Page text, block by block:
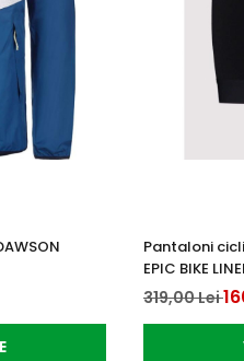
Pantaloni
EPIC BIKE
319,00 Lei